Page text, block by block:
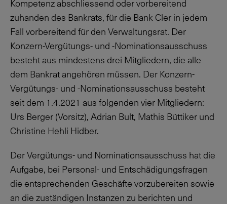
Kompetenz abschliessend oder vorbereitend
zuhanden des Bankrats, für die Bank Cler in jedem
Fall vorbereitend für den Verwaltungsrat. Der
Konzern-Vergütungs- und -Nominationsausschuss
besteht aus mindestens drei Mitgliedern, die alle
dem Bankrat angehören müssen. Der Konzern-
Vergütungs- und -Nominationsausschuss besteht
seit dem 1.4.2021 aus folgenden vier Mitgliedern:
Urs Berger (Vorsitz), Adrian Bult, Mathis Büttiker und
Christine Hehli Hidber.
Der Vergütungs- und Nominationsausschuss hat die
Aufgabe, bei Personal- und Entschädigungsfragen
die entsprechenden Geschäfte vorzubereiten sowie
an die zuständigen Instanzen zu berichten und